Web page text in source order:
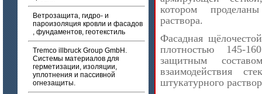
Ветрозащита, гидро- и
пароизоляция кровли и фасадов
, фундаментов, геотекстиль
Tremco illbruck Group GmbH.
Системы материалов для
герметизации, изоляции,
уплотнения и пассивной
огнезащиты.
котором
раствора.
Фасадная
плотностью 145-
защитным
взаимодействия
штукатурного